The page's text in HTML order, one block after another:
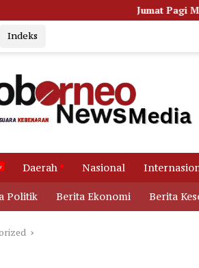
Jumat Pagi Membara, Kobaran Api
Indeks
Daerah Nasional
Politik Berita Ekonomi Berita